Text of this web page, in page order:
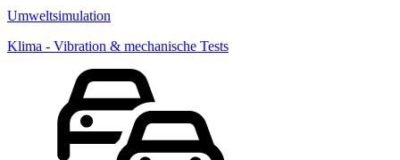
Umweltsimulation
Klima - Vibration & mechanische Tests